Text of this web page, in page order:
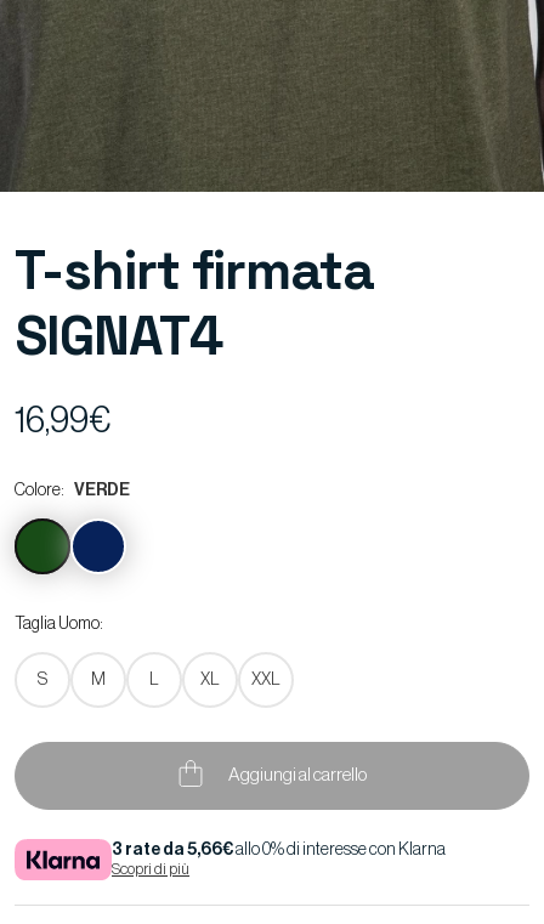
T-shirt firmata
SIGNAT4
16,99€
Colore: VERDE
Taglia Uomo:
S M L XL XXL
Aggiungi al carrello
3 rate da 5,66€allo 0% di interesse con Klarna
Scopri di più